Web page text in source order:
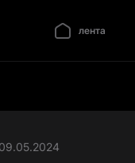
лента
09.05.2024